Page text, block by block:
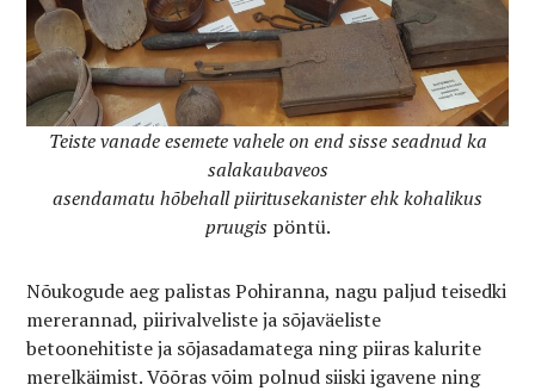
Teiste vanade esemete vahele on end sisse seadnud ka
salakaubaveos
asendamatu hõbehallpiiritusekanister ehk kohalikus
pruugis pöntü.
Nõukogude aeg palistas Pohiranna, nagu paljud teisedki
mererannad, piirivalveliste ja sõjaväeliste
betoonehitiste ja sõjasadamatega ning piiras kalurite
merelkäimist. Võõras võim polnud siiski igavene ning